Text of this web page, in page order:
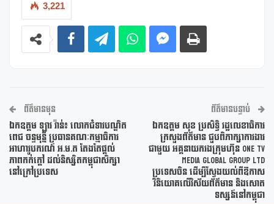
3,221
ព័ត៌មានមុន
ឯកឧត្តម ឡាវ វ៉ាន់៖ លោកជំទាវបណ្ឌិត
ពេជ ចន្ទមុន្នី ប្រធានគណៈកម្មាធិការ
អាហារូបករណ៍ អ.ម.ត តែងតែផ្តល់
ភាពកក់ក្តៅ ដល់និស្សិតកម្ពុជាសិក្សា
នៅក្រៅប្រទេស
ព័ត៌មានបន្ទាប់
ឯកឧត្តម សុខ ប្រសិទ្ធិ រដ្ឋលេខាធិការ
ក្រសួងព័ត៌មាន ជួបពិភាក្សាការងារ
ជាមួយ អគ្គនាយករងក្រុមហ៊ុន One Tv
Media Global Group Ltd
ប្រទេសចិន ដើម្បីស្វែងយល់ពីឱកាស
វិនិយោគលើវិស័យព័ត៌មាន និងសោត
ទស្សន៍នៅកម្ពុជា